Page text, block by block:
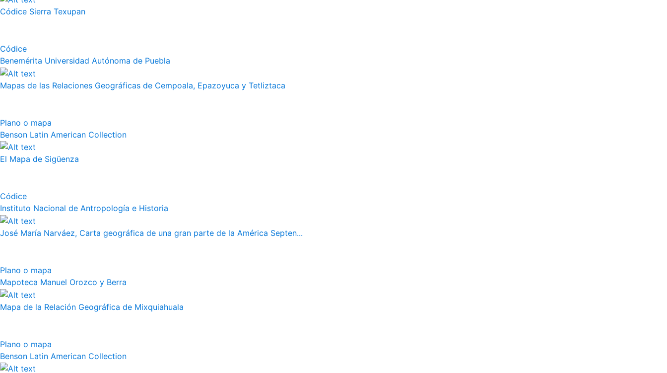
Códice Sierra Texupan
Códice
Benemérita Universidad Autónoma de Puebla
Mapas de las Relaciones Geográficas de Cempoala, Epazoyuca y Tetliztaca
Plano o mapa
Benson Latin American Collection
El Mapa de Sigüenza
Códice
Instituto Nacional de Antropología e Historia
José María Narváez, Carta geográfica de una gran parte de la América Septen...
Plano o mapa
Mapoteca Manuel Orozco y Berra
Mapa de la Relación Geográfica de Mixquiahuala
Plano o mapa
Benson Latin American Collection